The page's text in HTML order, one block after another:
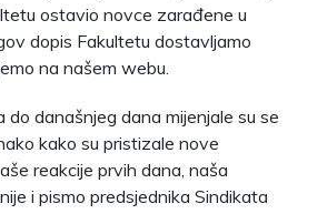
ostavio novce zarađene u
dopis Fakultetu dostavljamo
na našem webu.
do današnjeg dana mijenjale su se
kako su pristizale nove
reakcije prvih dana, naša
i pismo predsjednika Sindikata